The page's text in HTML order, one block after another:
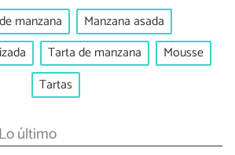
manzana
Manzana asada
Tarta de manzana
Mousse
Tartas
Lo último